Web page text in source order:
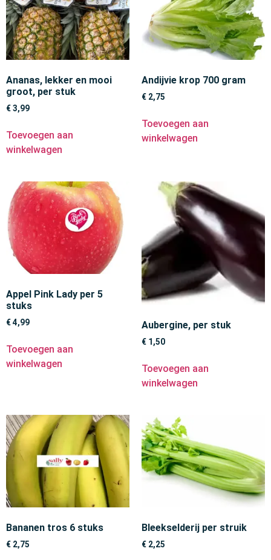
Ananas, lekker en mooi
groot, per stuk
€3,99
Toevoegen aan
winkelwagen
Andijvie krop 700 gram
€ 2,75
Toevoegen aan
winkelwagen
Appel Pink Lady per 5
stuks
€4,99
Toevoegen aan
winkelwagen
Aubergine, per stuk
€ 1,50
Toevoegen aan
winkelwagen
Bananen tros 6 stuks
€ 2,75
Bleekselderij per struik
€ 2,25